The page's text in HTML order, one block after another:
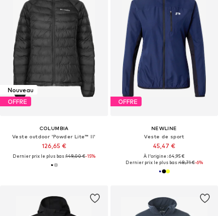
Nouveau
OFFRE
COLUMBIA
Veste outdoor 'Powder Lite™ II'
126,65 €
Dernier prix le plus bas :149,00 €-15%
OFFRE
NEWLINE
Veste de sport
45,47 €
À l'origine : 64,95 €
Dernier prix le plus bas :48,71 €-6%